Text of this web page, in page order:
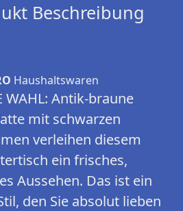
Beschreibung
Haushaltswaren
WAHL: Antik-braune
mit schwarzen
verleihen diesem
ein frisches,
Aussehen. Das ist ein
den Sie absolut lieben